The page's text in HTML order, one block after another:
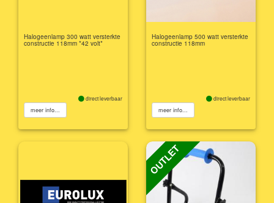
Halogeenlamp 300 watt versterkte
constructie 118mm *42 volt*
direct leverbaar
meer info...
Halogeenlamp 500 watt versterkte
constructie 118mm
direct leverbaar
meer info...
OUTLET